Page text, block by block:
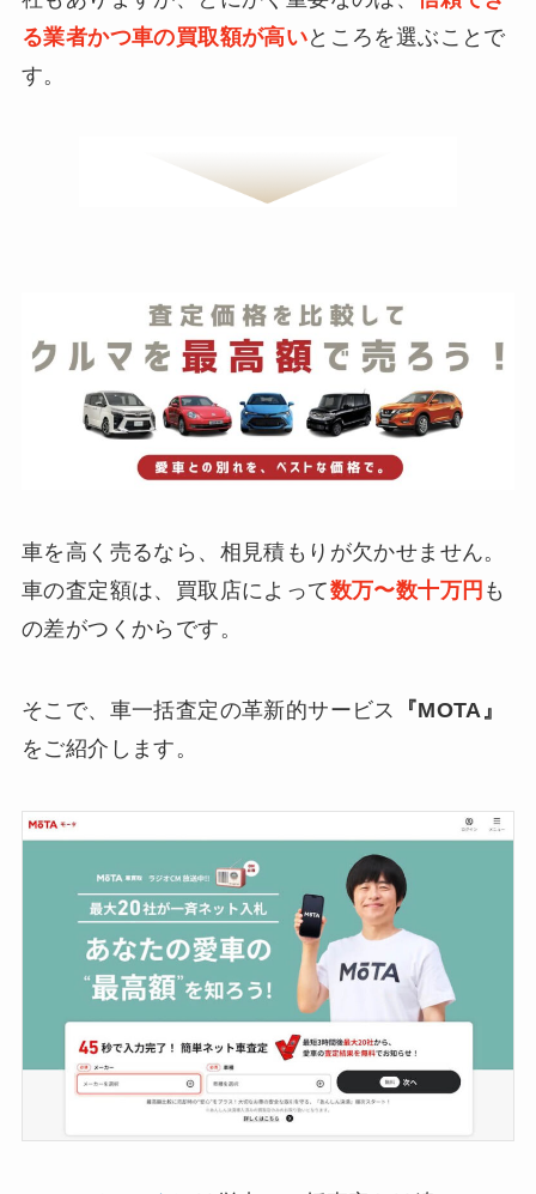
る業者かつ車の買取額が高いところを選ぶことで
す。
車を高く売るなら、相見積もりが欠かせません。
車の査定額は、買取店によって数万〜数十万円 も
の差がつくからです。
そこで、車一括査定の革新的サービス
『MOTA』
をご紹介します。